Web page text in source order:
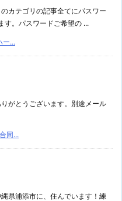
カテゴリの記事全てにパスワー
す。パスワードご希望の ...
ー...
がとうございます。別途メール
同...
県浦添市に、住んでいます！練